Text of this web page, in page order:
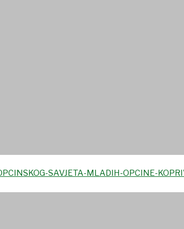
i zamjenike
SAVJETA-MLADIH-OPCINE-